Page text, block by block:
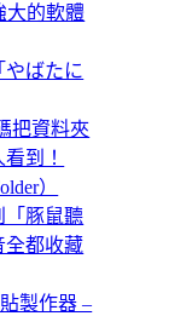
大的軟體
やばたに
把資料夾
到！
）
「豚鼠聽
全都收藏
製作器 –